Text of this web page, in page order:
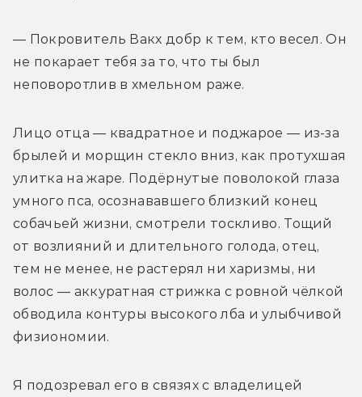
— Покровитель Вакх добр к тем, кто весел. Он
не покарает тебя за то, что ты был
неповоротлив в хмельном раже.
Лицо отца — квадратное и поджарое — из-за
брылей и морщин стекло вниз, как протухшая
улитка на жаре. Подёрнутые поволокой глаза
умного пса, осознававшего близкий конец
собачьей жизни, смотрели тоскливо. Тощий
от возлияний и длительного голода, отец,
тем не менее, не растерял ни харизмы, ни
волос — аккуратная стрижка с ровной чёлкой
обводила контуры высокого лба и улыбчивой
физиономии.
Я подозревал его в связях с владелицей